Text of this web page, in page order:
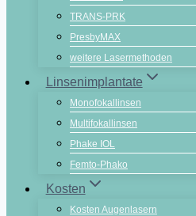
TRANS-PRK
PresbyMAX
weitere Lasermethoden
Linsenimplantate
Monofokallinsen
Multifokallinsen
Phake IOL
Femto-Phako
Kosten
Kosten Augenlasern